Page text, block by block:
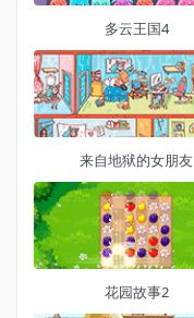
多云王国4
来自地狱的女朋友
花园故事2